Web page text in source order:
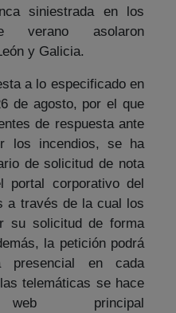
siniestrada en los
verano asolaron
y Galicia.
a lo especificado en
de agosto, por el que
de respuesta ante
los incendios, se ha
de solicitud de nota
portal corporativo del
a través de la cual los
su solicitud de forma
la petición podrá
presencial en cada
telemáticas se hace
principal